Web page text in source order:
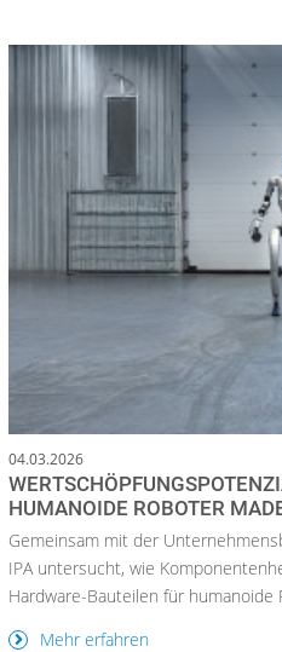
04.03.2026
HUMANOIDE ROBOTER
Gemeinsam mit der
IPA untersucht, wie
Hardware-Bauteilen für humanoide
Mehr erfahren